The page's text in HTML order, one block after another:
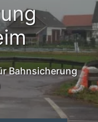
Bahnsicherung